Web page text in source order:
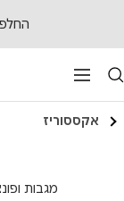
ניווט
אקססוריז
מגבות